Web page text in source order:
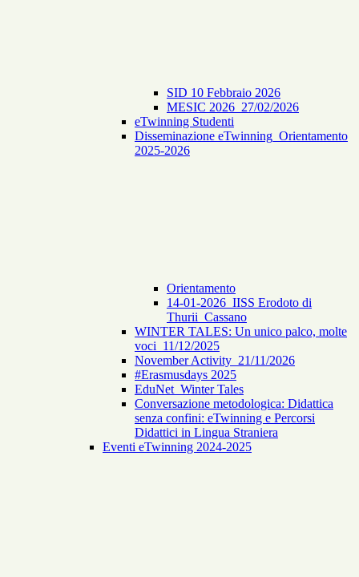
SID 10 Febbraio 2026
MESIC 2026_27/02/2026
eTwinning Studenti
Disseminazione eTwinning_Orientamento
2025-2026
Orientamento
14-01-2026_IISS Erodoto di
Thurii_Cassano
WINTER TALES: Un unico palco, molte
voci_11/12/2025
November Activity_21/11/2026
#Erasmusdays 2025
EduNet_Winter Tales
Conversazione metodologica: Didattica
senza confini: eTwinning e Percorsi
Didattici in Lingua Straniera
Eventi eTwinning 2024-2025